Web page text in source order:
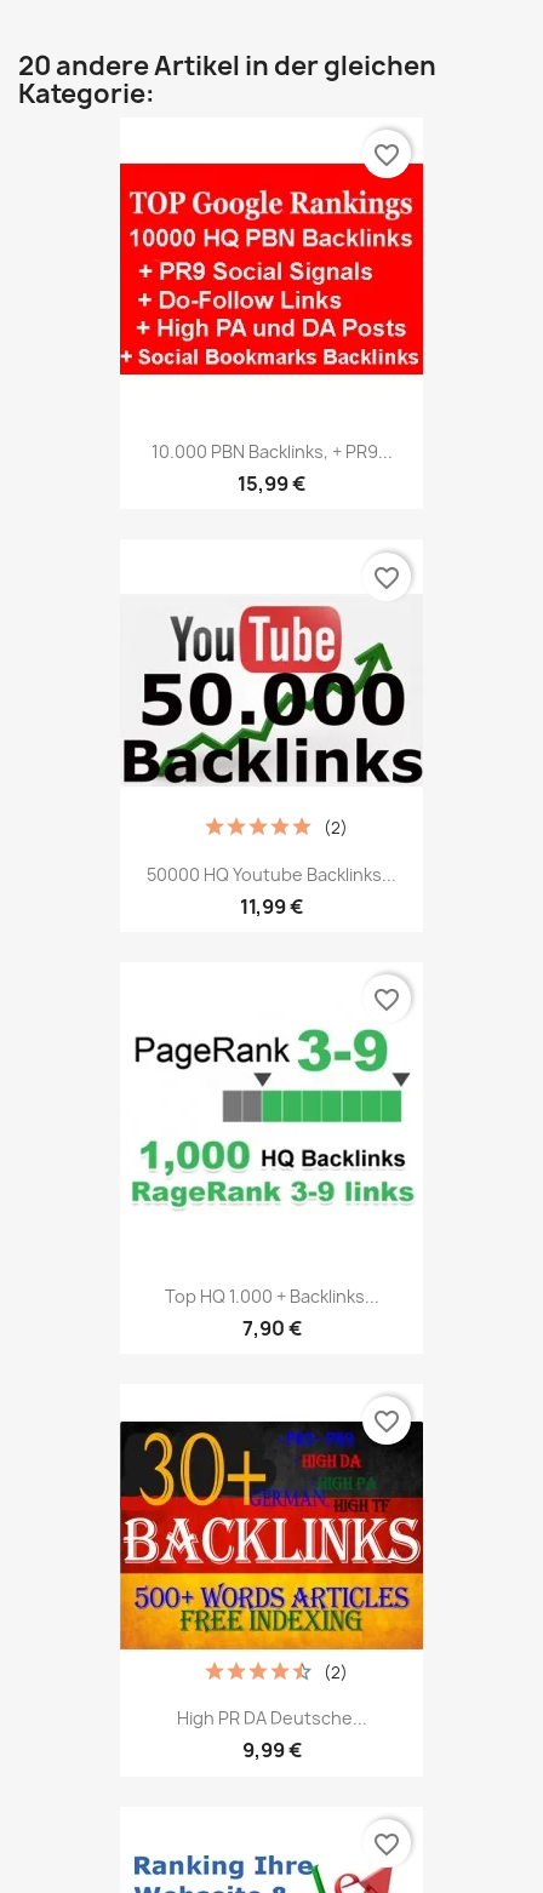
20 andere Artikel in der gleichen
Kategorie:
10.000 PBN Backlinks, + PR9...
15,99 €
favorite_border
50000 HQ Youtube Backlinks...
11,99 €
(2)
favorite_border
Top HQ 1.000 + Backlinks...
7,90 €
favorite_border
High PR DA Deutsche...
9,99 €
(2)
favorite_border
favorite_border